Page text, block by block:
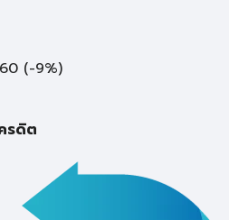
(-9%)
รดิต